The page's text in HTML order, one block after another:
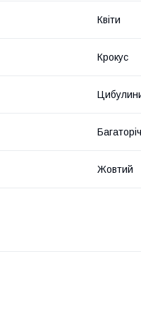
Квіти
Крокус
Жовтий